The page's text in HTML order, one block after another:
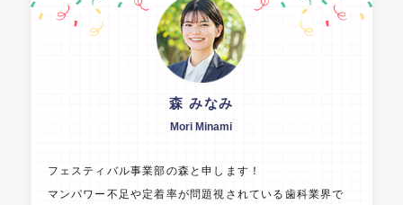
森 みなみ
Mori Minami
フェスティバル事業部の森と申します！
マンパワー不足や定着率が問題視されている歯科業界で